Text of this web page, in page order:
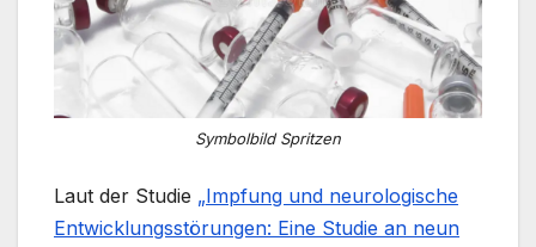
Symbolbild Spritzen
Laut der Studie „Impfung und neurologische
Entwicklungsstörungen: Eine Studie an neun